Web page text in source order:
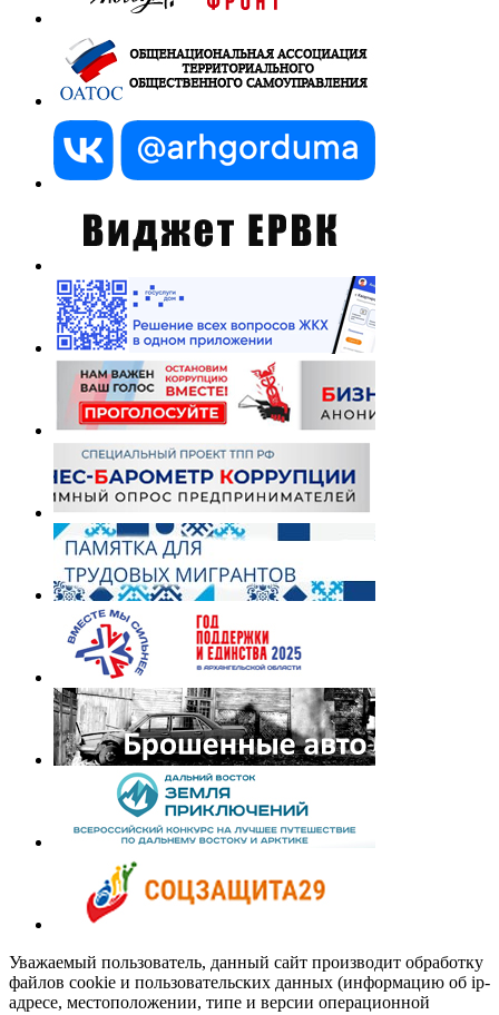
Уважаемый пользователь, данный сайт производит обработку
файлов cookie и пользовательских данных (информацию об ip-
адресе, местоположении, типе и версии операционной